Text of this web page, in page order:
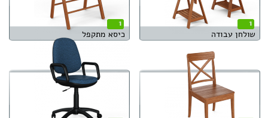
1
שולחן עבודה
1
כיסא מתקפל